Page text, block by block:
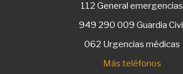
112 General emergencias
949 290 009 Guardia Civil
062 Urgencias médicas
Más teléfonos